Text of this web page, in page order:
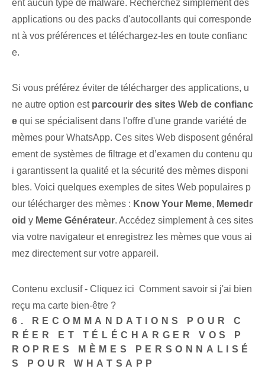
ent aucun type de malware. Recherchez simplement des
applications ou des packs d'autocollants qui corresponde
nt à vos préférences et téléchargez-les en toute confianc
e.
Si vous préférez éviter de télécharger des applications, u
ne autre option est parcourir des sites Web de confianc
e qui se spécialisent dans l'offre d'une grande variété de
mèmes pour WhatsApp. Ces sites Web disposent général
ement de systèmes de filtrage et d’examen du contenu qu
i garantissent la qualité et la sécurité des mèmes disponi
bles. Voici quelques exemples de sites Web populaires p
our télécharger des mèmes : Know Your Meme, Memedr
oid y Meme Générateur. Accédez simplement à ces sites
via votre navigateur et enregistrez les mèmes que vous ai
mez directement sur votre appareil.
Contenu exclusif - Cliquez ici Comment savoir si j'ai bien
reçu ma carte bien-être ?
6. RECOMMANDATIONS POUR C
RÉER ET TÉLÉCHARGER VOS P
ROPRES MÈMES PERSONNALISÉ
S POUR WHATSAPP